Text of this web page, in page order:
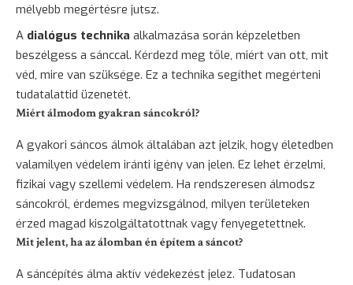
mélyebb megértésre jutsz.
A dialógus technika alkalmazása során képzeletben
beszélgess a sánccal. Kérdezd meg tőle, miért van ott, mit
véd, mire van szüksége. Ez a technika segíthet megérteni
tudatalattid üzenetét.
Miért álmodom gyakran sáncokról?
A gyakori sáncos álmok általában azt jelzik, hogy életedben
valamilyen védelem iránti igény van jelen. Ez lehet érzelmi,
fizikai vagy szellemi védelem. Ha rendszeresen álmodsz
sáncokról, érdemes megvizsgálnod, milyen területeken
érzed magad kiszolgáltatottnak vagy fenyegetettnek.
Mit jelent, ha az álomban én építem a sáncot?
A sáncépítés álma aktív védekezést jelez. Tudatosan